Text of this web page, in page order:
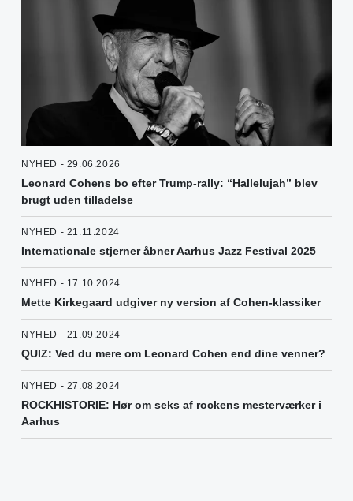
NYHED - 29.06.2026
Leonard Cohens bo efter Trump-rally: “Hallelujah” blev
brugt uden tilladelse
NYHED - 21.11.2024
Internationale stjerner åbner Aarhus Jazz Festival 2025
NYHED - 17.10.2024
Mette Kirkegaard udgiver ny version af Cohen-klassiker
NYHED - 21.09.2024
QUIZ: Ved du mere om Leonard Cohen end dine venner?
NYHED - 27.08.2024
ROCKHISTORIE: Hør om seks af rockens mesterværker i
Aarhus